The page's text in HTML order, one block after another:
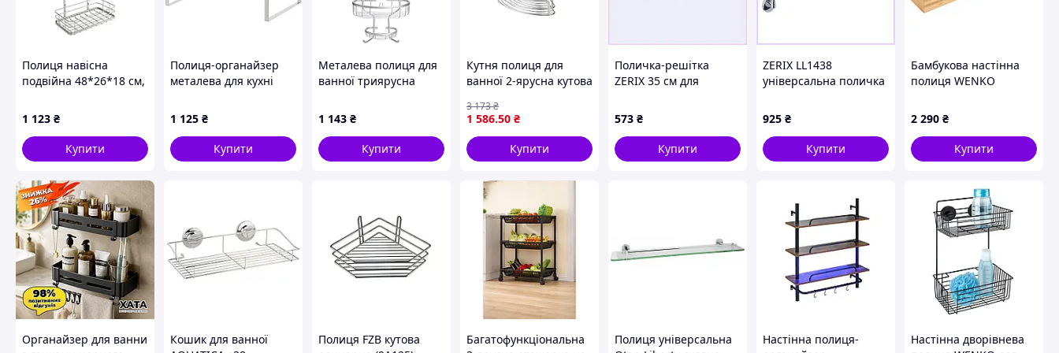
Переваги
Міцний металевий каркас із покриттям, стійким до подряпин
Полиця навісна
подвійна 48*26*18 см,
1 123 ₴
Купити
Полиця-органайзер
металева для кухні
нековзна для
зберігання речей
1 125 ₴
Купити
Металева полиця для
ванної триярусна
HP-46-1
1 143 ₴
Купити
Кутня полиця для
ванної 2-ярусна кутова
аксесуарів і косметики
ТМ VOLVER
1 586.50 ₴
3 173₴
Купити
Поличка-решітка
ZERIX 35 см для
573 ₴
Купити
ZERIX LL1438
універсальна поличка
рушника 37174H29H
925 ₴
Купити
Бамбукова настінна
полиця WENKO
коричнева
2 290 ₴
Купити
Органайзер для ванни
Кошик для ванної
Полиця FZB кутова
Багатофункціональна
Полиця універсальна
Настінна полиця-
Настінна дворівнева